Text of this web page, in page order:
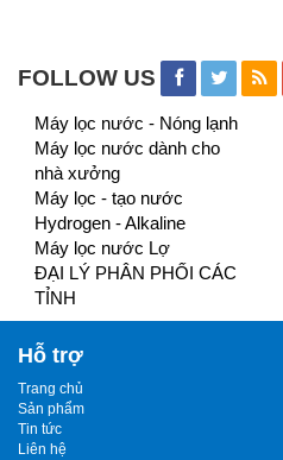
FOLLOW US
Máy lọc nước - Nóng lạnh
Máy lọc nước dành cho
nhà xưởng
Máy lọc - tạo nước
Hydrogen - Alkaline
Máy lọc nước Lợ
ĐẠI LÝ PHÂN PHỐI CÁC
TỈNH
Hỗ trợ
Trang chủ
Sản phẩm
Tin tức
Liên hệ